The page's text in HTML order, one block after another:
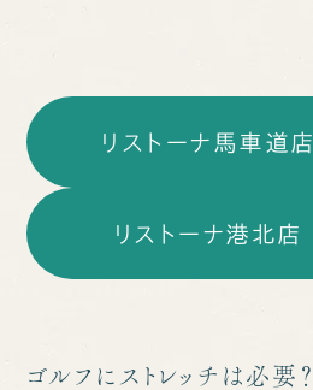
リストーナ馬車道店
リストーナ港北店
ゴルフにストレッチは必要？